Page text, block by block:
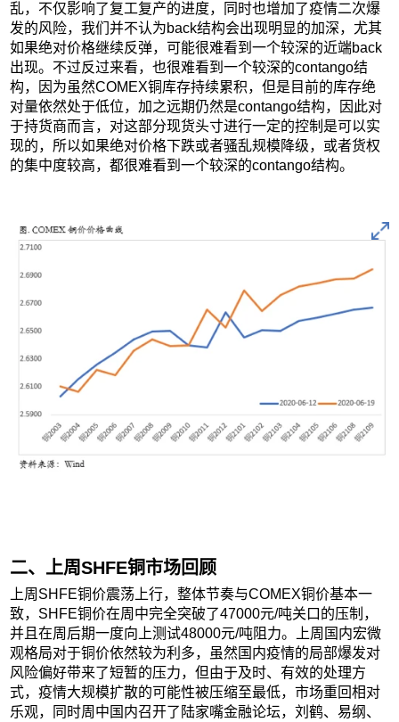
乱，不仅影响了复工复产的进度，同时也增加了疫情二次爆
发的风险，我们并不认为back结构会出现明显的加深，尤其
如果绝对价格继续反弹，可能很难看到一个较深的近端back
出现。不过反过来看，也很难看到一个较深的contango结
构，因为虽然COMEX铜库存持续累积，但是目前的库存绝
对量依然处于低位，加之远期仍然是contango结构，因此对
于持货商而言，对这部分现货头寸进行一定的控制是可以实
现的，所以如果绝对价格下跌或者骚乱规模降级，或者货权
的集中度较高，都很难看到一个较深的contango结构。
二、上周SHFE铜市场回顾
上周SHFE铜价震荡上行，整体节奏与COMEX铜价基本一
致，SHFE铜价在周中完全突破了47000元/吨关口的压制，
并且在周后期一度向上测试48000元/吨阻力。上周国内宏微
观格局对于铜价依然较为利多，虽然国内疫情的局部爆发对
风险偏好带来了短暂的压力，但由于及时、有效的处理方
式，疫情大规模扩散的可能性被压缩至最低，市场重回相对
乐观，同时周中国内召开了陆家嘴金融论坛，刘鹤、易纲、